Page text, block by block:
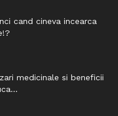
cand cineva incearca
medicinale si beneficii